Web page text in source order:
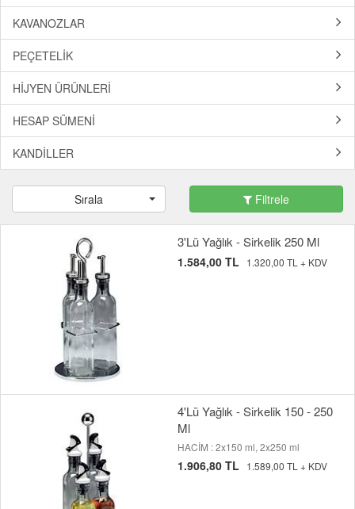
KAVANOZLAR
PEÇETELİK
HİJYEN ÜRÜNLERİ
HESAP SÜMENİ
KANDİLLER
Sırala Filtrele
3'Lü Yağlık - Sirkelik 250 Ml
1.584,00 TL 1.320,00 TL + KDV
4'Lü Yağlık - Sirkelik 150 - 250
Ml
HACİM : 2x150 ml, 2x250 ml
1.906,80 TL 1.589,00 TL + KDV